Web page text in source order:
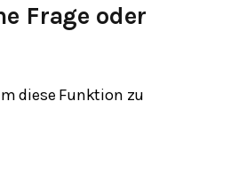
Frage oder
diese Funktion zu